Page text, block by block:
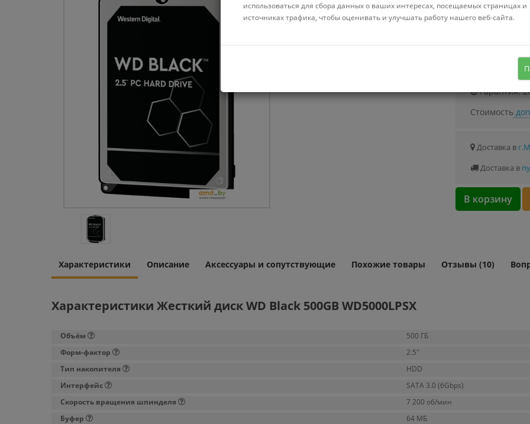
Узнать о
Гарантия:
Стоимость
Доставка в
Доставка в
В корзину
Характеристики Описание Аксессуары и сопутствующие Похожие товары Отзывы (10)
Характеристики Жесткий диск WD Black 500GB WD5000LPSX
Объём
500 ГБ
Форм-фактор
2.5"
Тип накопителя
HDD
Интерфейс
SATA 3.0 (6Gbps)
Скорость вращения шпинделя
7 200 об/мин
Буфер
64 МБ
использоваться для сбора данных о ваших интересах, посещаемых страницах и
источниках трафика, чтобы оценивать и улучшать работу нашего веб-сайта.